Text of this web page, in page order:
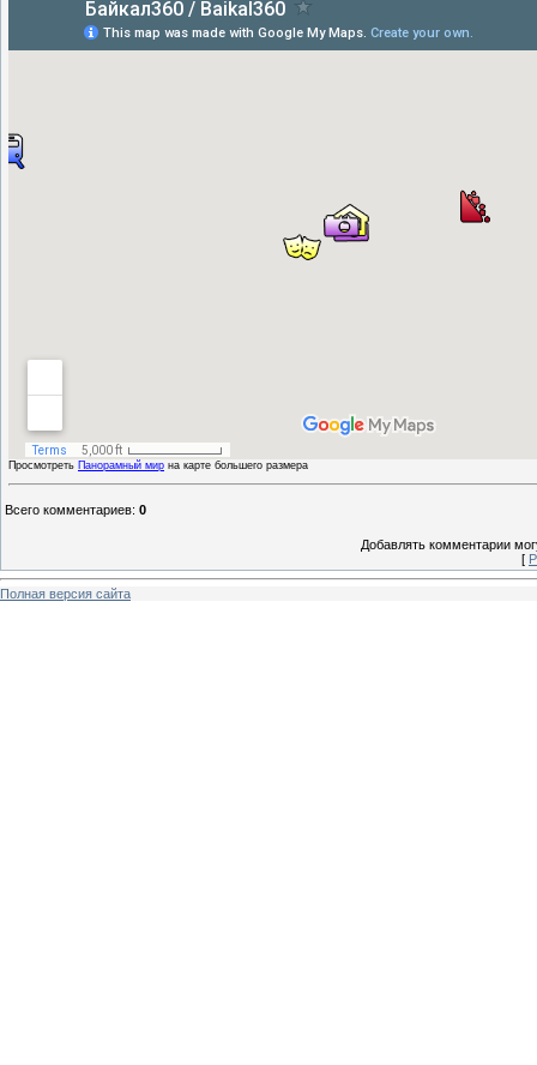
Просмотреть Панорамный мир на карте большего размера
Всего комментариев: 0
Добавлять комментарии
[
Полная версия сайта